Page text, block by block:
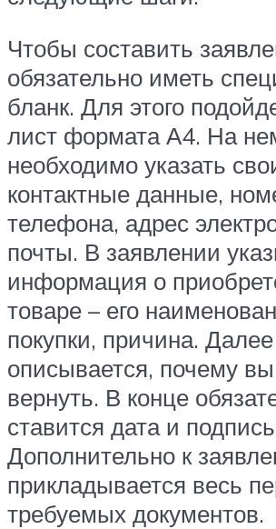
Чтобы составить
обязательно иметь
бланк. Для этого
лист формата А4. На
необходимо указать
контактные данные,
телефона, адрес
почты. В заявлении
информация о
товаре – его
покупки, причина. Далее
описывается, почему вы
вернуть. В конце
ставится дата и
Дополнительно к
прикладывается весь
требуемых документов.